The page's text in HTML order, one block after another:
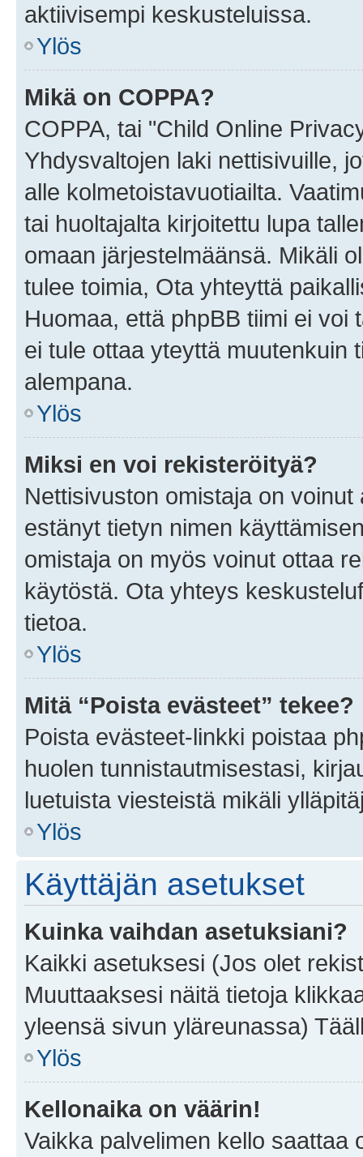
aktiivisempi keskusteluissa.
Ylös
Mikä on COPPA?
COPPA, tai "Child Online
Yhdysvaltojen laki nettisivuille,
alle kolmetoistavuotiailta.
tai huoltajalta kirjoitettu lupa
omaan järjestelmäänsä. Mikäli
tulee toimia, Ota yhteyttä
Huomaa, että phpBB tiimi ei
ei tule ottaa yteyttä muutenkuin
alempana.
Ylös
Miksi en voi rekisteröityä?
Nettisivuston omistaja on
estänyt tietyn nimen
omistaja on myös voinut ottaa
käytöstä. Ota yhteys
tietoa.
Ylös
Mitä “Poista evästeet” tekee?
Poista evästeet-linkki poistaa
huolen tunnistautmisestasi,
luetuista viesteistä mikäli
Ylös
Käyttäjän asetukset
Kuinka vaihdan asetuksiani?
Kaikki asetuksesi (Jos olet
Muuttaaksesi näitä tietoja
yleensä sivun yläreunassa)
Ylös
Kellonaika on väärin!
Vaikka palvelimen kello saattaa